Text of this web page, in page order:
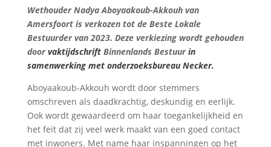
Wethouder Nadya Aboyaakoub-Akkouh van
Amersfoort is verkozen tot de Beste Lokale
Bestuurder van 2023. Deze verkiezing wordt gehouden
doorvaktijdschrift Binnenlands Bestuurin
samenwerking met onderzoeksbureau Necker.
Aboyaakoub-Akkouh wordt door stemmers
omschreven als daadkrachtig, deskundig en eerlijk.
Ook wordt gewaardeerd om haar toegankelijkheid en
het feit dat zij veel werk maakt van een goed contact
met inwoners. Met name haar inspanningen op het